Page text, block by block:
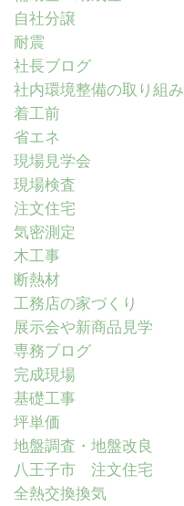
自社分譲
耐震
社長ブログ
社内環境整備の取り組み
着工前
省エネ
現場見学会
現場検査
注文住宅
気密測定
木工事
断熱材
工務店の家づくり
展示会や新商品見学
専務ブログ
完成現場
基礎工事
坪単価
地盤調査・地盤改良
八王子市 注文住宅
全熱交換換気